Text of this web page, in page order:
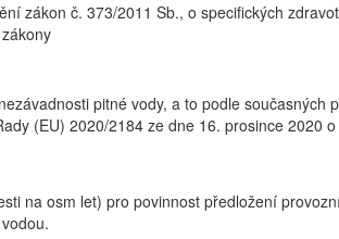
zákon č. 373/2011 Sb., o specifických
pitné vody, a to podle současných
(EU) 2020/2184 ze dne 16. prosince 2020
na osm let) pro povinnost předložení